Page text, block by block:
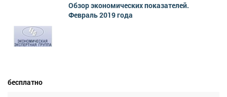
Обзор экономических показателей.
Февраль 2019 года
бесплатно